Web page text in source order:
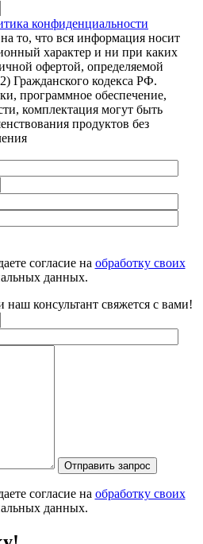
конфиденциальности
то, что вся информация носит
характер и ни при каких
офертой, определяемой
Гражданского кодекса РФ.
программное обеспечение,
комплектация могут быть
продуктов без
согласие на обработку своих
данных.
наш консультант свяжется с вами!
согласие на обработку своих
данных.